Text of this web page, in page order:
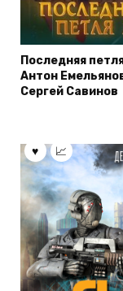
Последняя
Антон
Сергей Савинов